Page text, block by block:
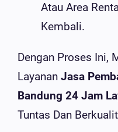
Atau Area
Kembali.
Dengan Proses Ini,
Layanan Jasa
Bandung 24 Jam
Tuntas Dan